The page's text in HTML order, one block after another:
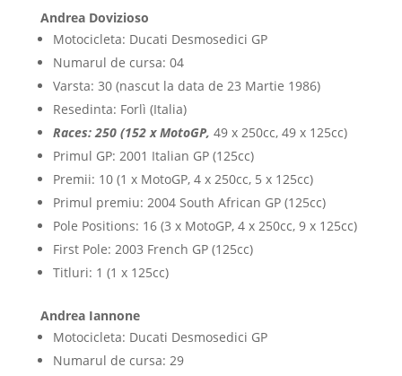
Andrea Dovizioso
Motocicleta: Ducati Desmosedici GP
Numarul de cursa: 04
Varsta: 30 (nascut la data de 23 Martie 1986)
Resedinta: Forlì (Italia)
Races: 250 (152 x MotoGP, 49 x 250cc, 49 x 125cc)
Primul GP: 2001 Italian GP (125cc)
Premii: 10 (1 x MotoGP, 4 x 250cc, 5 x 125cc)
Primul premiu: 2004 South African GP (125cc)
Pole Positions: 16 (3 x MotoGP, 4 x 250cc, 9 x 125cc)
First Pole: 2003 French GP (125cc)
Titluri: 1 (1 x 125cc)
Andrea Iannone
Motocicleta: Ducati Desmosedici GP
Numarul de cursa: 29